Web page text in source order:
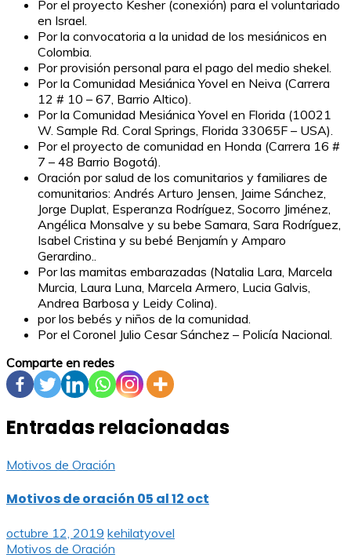
Por el proyecto Kesher (conexión) para el voluntariado
en Israel.
Por la convocatoria a la unidad de los mesiánicos en
Colombia.
Por provisión personal para el pago del medio shekel.
Por la Comunidad Mesiánica Yovel en Neiva (Carrera
12 # 10 – 67, Barrio Altico).
Por la Comunidad Mesiánica Yovel en Florida (10021
W. Sample Rd. Coral Springs, Florida 33065F – USA).
Por el proyecto de comunidad en Honda (Carrera 16 #
7 – 48 Barrio Bogotá).
Oración por salud de los comunitarios y familiares de
comunitarios: Andrés Arturo Jensen, Jaime Sánchez,
Jorge Duplat, Esperanza Rodríguez, Socorro Jiménez,
Angélica Monsalve y su bebe Samara, Sara Rodríguez,
Isabel Cristina y su bebé Benjamín y Amparo
Gerardino..
Por las mamitas embarazadas (Natalia Lara, Marcela
Murcia, Laura Luna, Marcela Armero, Lucia Galvis,
Andrea Barbosa y Leidy Colina).
por los bebés y niños de la comunidad.
Por el Coronel Julio Cesar Sánchez – Policía Nacional.
Comparte en redes
Entradas relacionadas
Motivos de Oración
Motivos de oración 05 al 12 oct
octubre 12, 2019 kehilatyovel
Motivos de Oración